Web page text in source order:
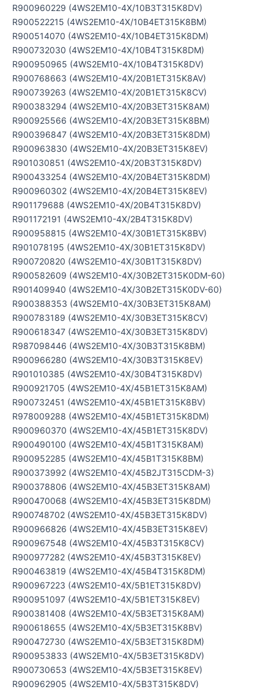
R900960229 (4WS2EM10-4X/10B3T315K8DV)
R900522215 (4WS2EM10-4X/10B4ET315K8BM)
R900514070 (4WS2EM10-4X/10B4ET315K8DM)
R900732030 (4WS2EM10-4X/10B4T315K8DM)
R900950965 (4WS2EM10-4X/10B4T315K8DV)
R900768663 (4WS2EM10-4X/20B1ET315K8AV)
R900739263 (4WS2EM10-4X/20B1ET315K8CV)
R900383294 (4WS2EM10-4X/20B3ET315K8AM)
R900925566 (4WS2EM10-4X/20B3ET315K8BM)
R900396847 (4WS2EM10-4X/20B3ET315K8DM)
R900963830 (4WS2EM10-4X/20B3ET315K8EV)
R901030851 (4WS2EM10-4X/20B3T315K8DV)
R900433254 (4WS2EM10-4X/20B4ET315K8DM)
R900960302 (4WS2EM10-4X/20B4ET315K8EV)
R901179688 (4WS2EM10-4X/20B4T315K8DV)
R901172191 (4WS2EM10-4X/2B4T315K8DV)
R900958815 (4WS2EM10-4X/30B1ET315K8BV)
R901078195 (4WS2EM10-4X/30B1ET315K8DV)
R900720820 (4WS2EM10-4X/30B1T315K8DV)
R900582609 (4WS2EM10-4X/30B2ET315K0DM-60)
R901409940 (4WS2EM10-4X/30B2ET315K0DV-60)
R900388353 (4WS2EM10-4X/30B3ET315K8AM)
R900783189 (4WS2EM10-4X/30B3ET315K8CV)
R900618347 (4WS2EM10-4X/30B3ET315K8DV)
R987098446 (4WS2EM10-4X/30B3T315K8BM)
R900966280 (4WS2EM10-4X/30B3T315K8EV)
R901010385 (4WS2EM10-4X/30B4T315K8DV)
R900921705 (4WS2EM10-4X/45B1ET315K8AM)
R900732451 (4WS2EM10-4X/45B1ET315K8BV)
R978009288 (4WS2EM10-4X/45B1ET315K8DM)
R900960370 (4WS2EM10-4X/45B1ET315K8DV)
R900490100 (4WS2EM10-4X/45B1T315K8AM)
R900952285 (4WS2EM10-4X/45B1T315K8BM)
R900373992 (4WS2EM10-4X/45B2JT315CDM-3)
R900378806 (4WS2EM10-4X/45B3ET315K8AM)
R900470068 (4WS2EM10-4X/45B3ET315K8DM)
R900748702 (4WS2EM10-4X/45B3ET315K8DV)
R900966826 (4WS2EM10-4X/45B3ET315K8EV)
R900967548 (4WS2EM10-4X/45B3T315K8CV)
R900977282 (4WS2EM10-4X/45B3T315K8EV)
R900463819 (4WS2EM10-4X/45B4T315K8DM)
R900967223 (4WS2EM10-4X/5B1ET315K8DV)
R900951097 (4WS2EM10-4X/5B1ET315K8EV)
R900381408 (4WS2EM10-4X/5B3ET315K8AM)
R900618655 (4WS2EM10-4X/5B3ET315K8BV)
R900472730 (4WS2EM10-4X/5B3ET315K8DM)
R900953833 (4WS2EM10-4X/5B3ET315K8DV)
R900730653 (4WS2EM10-4X/5B3ET315K8EV)
R900962905 (4WS2EM10-4X/5B3T315K8DV)